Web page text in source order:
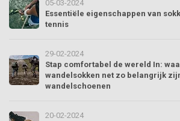
05-03-2024
Essentiële eigenschappen van
tennis
29-02-2024
Stap comfortabel de wereld In:
wandelsokken net zo belangrijk
wandelschoenen
20-02-2024